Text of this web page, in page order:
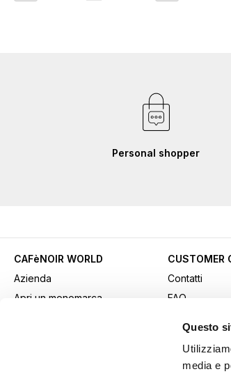
Questo
media e
Personal shopper
CAFèNOIR WORLD
Azienda
Apri un monomarca
CUSTOMER
Contatti
FAQ
Pagamenti
Spedizioni